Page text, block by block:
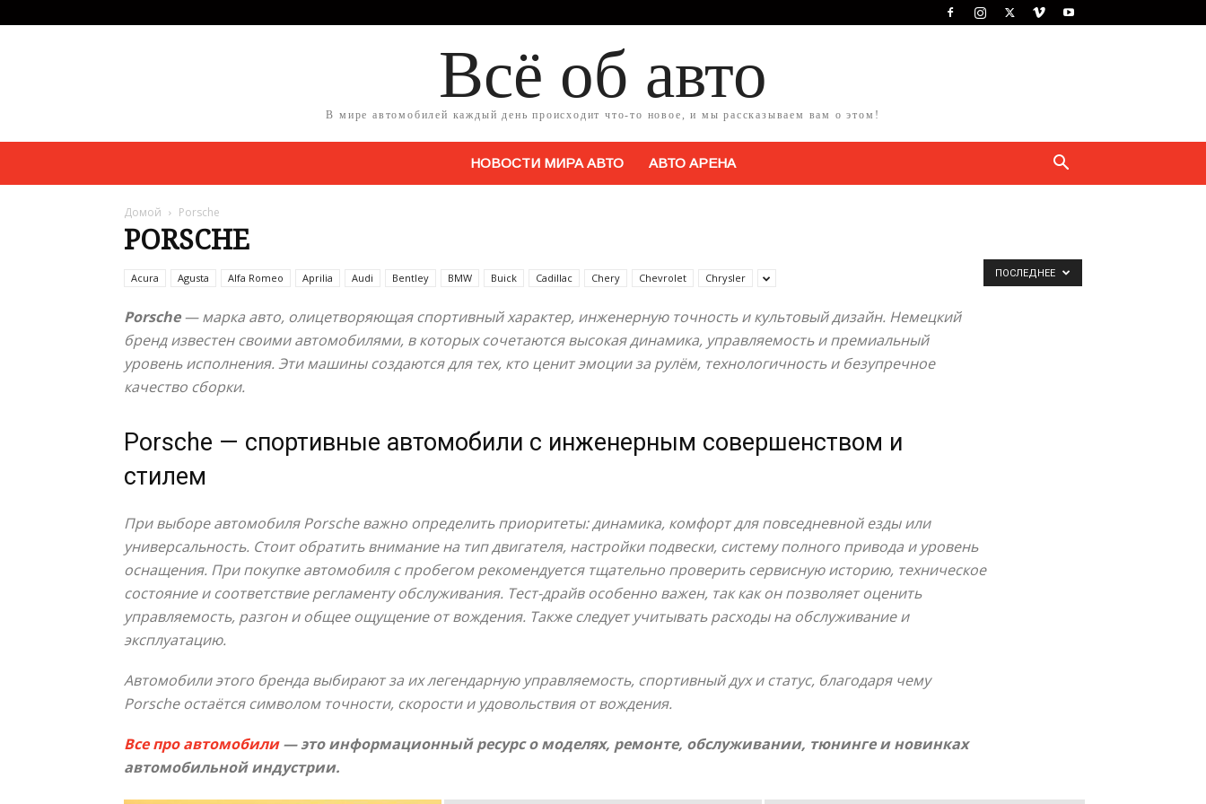
Всё об авто
В мире автомобилей каждый день происходит что-то новое, и мы рассказываем вам о этом!
НОВОСТИ МИРА АВТО АВТО АРЕНА
Домой Porsche
PORSCHE
Acura Agusta Alfa Romeo Aprilia Audi Bentley BMW Buick Cadillac Chery Chevrolet Chrysler
Porsche— марка авто, олицетворяющая спортивный характер, инженерную точность и культовый дизайн. Немецкий
бренд известен своими автомобилями, в которых сочетаются высокая динамика, управляемость и премиальный
уровень исполнения. Эти машины создаются для тех, кто ценит эмоции за рулём, технологичность и безупречное
качество сборки.
Porsche — спортивные автомобили с инженерным совершенством и
стилем
При выборе автомобиля Porsche важно определить приоритеты: динамика, комфорт для повседневной езды или
универсальность. Стоит обратить внимание на тип двигателя, настройки подвески, систему полного привода и уровень
оснащения. При покупке автомобиля с пробегом рекомендуется тщательно проверить сервисную историю, техническое
состояние и соответствие регламенту обслуживания. Тест-драйв особенно важен, так как он позволяет оценить
управляемость, разгон и общее ощущение от вождения. Также следует учитывать расходы на обслуживание и
эксплуатацию.
Автомобили этого бренда выбирают за их легендарную управляемость, спортивный дух и статус, благодаря чему
Porsche остаётся символом точности, скорости и удовольствия от вождения.
Все про автомобили— это информационный ресурс о моделях, ремонте, обслуживании, тюнинге и новинках
автомобильной индустрии.
ПОСЛЕДНЕЕ